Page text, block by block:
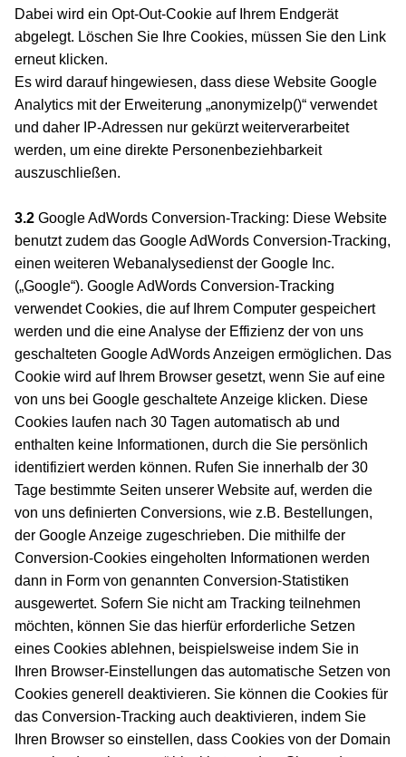
Dabei wird ein Opt-Out-Cookie auf Ihrem Endgerät
abgelegt. Löschen Sie Ihre Cookies, müssen Sie den Link
erneut klicken.
Es wird darauf hingewiesen, dass diese Website Google
Analytics mit der Erweiterung „anonymizeIp()“ verwendet
und daher IP-Adressen nur gekürzt weiterverarbeitet
werden, um eine direkte Personenbeziehbarkeit
auszuschließen.
3.2 Google AdWords Conversion-Tracking: Diese Website
benutzt zudem das Google AdWords Conversion-Tracking,
einen weiteren Webanalysedienst der Google Inc.
(„Google“). Google AdWords Conversion-Tracking
verwendet Cookies, die auf Ihrem Computer gespeichert
werden und die eine Analyse der Effizienz der von uns
geschalteten Google AdWords Anzeigen ermöglichen. Das
Cookie wird auf Ihrem Browser gesetzt, wenn Sie auf eine
von uns bei Google geschaltete Anzeige klicken. Diese
Cookies laufen nach 30 Tagen automatisch ab und
enthalten keine Informationen, durch die Sie persönlich
identifiziert werden können. Rufen Sie innerhalb der 30
Tage bestimmte Seiten unserer Website auf, werden die
von uns definierten Conversions, wie z.B. Bestellungen,
der Google Anzeige zugeschrieben. Die mithilfe der
Conversion-Cookies eingeholten Informationen werden
dann in Form von genannten Conversion-Statistiken
ausgewertet. Sofern Sie nicht am Tracking teilnehmen
möchten, können Sie das hierfür erforderliche Setzen
eines Cookies ablehnen, beispielsweise indem Sie in
Ihren Browser-Einstellungen das automatische Setzen von
Cookies generell deaktivieren. Sie können die Cookies für
das Conversion-Tracking auch deaktivieren, indem Sie
Ihren Browser so einstellen, dass Cookies von der Domain